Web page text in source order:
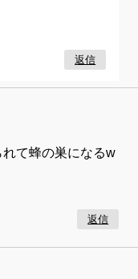
返信
れて蜂の巣になるw
返信